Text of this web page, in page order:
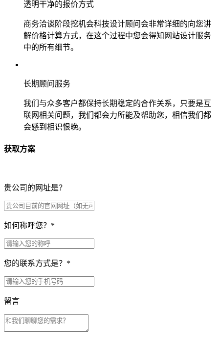
透明干净的报价方式
商务洽谈阶段挖机会科技设计顾问会非常详细的向您讲
解价格计算方式，在这个过程中您会得知网站设计服务
中的所有细节。
长期顾问服务
我们与众多客户都保持长期稳定的合作关系，只要是互
联网相关问题，我们都会力所能及帮助您，相信我们都
会感到相识恨晚。
获取方案
贵公司的网址是？
如何称呼您？ *
您的联系方式是？ *
留言